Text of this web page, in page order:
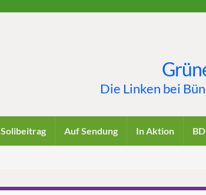
Die Linken bei
Solibeitrag Auf Sendung In Aktion